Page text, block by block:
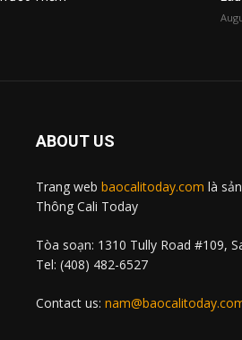
ABOUT US
Trang web baocalitoday.com là
Thông Cali Today
Tòa soạn: 1310 Tully Road #109,
Tel: (408) 482-6527
Contact us: